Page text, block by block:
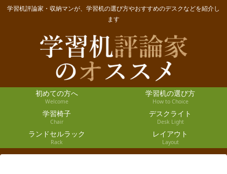
学習机評論家・収納マンが、学習机の選び方やおすすめのデスクなどを紹介し
ます
初めての方へ
Welcome
学習机の選び方
How to Choice
学習椅子
Chair
デスクライト
Desk Light
ランドセルラック
Rack
レイアウト
Layout